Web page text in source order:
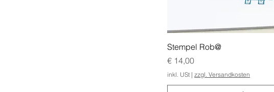
Stempel Rob@
Preis
€ 14,00
inkl. USt | zzgl. Versandkosten